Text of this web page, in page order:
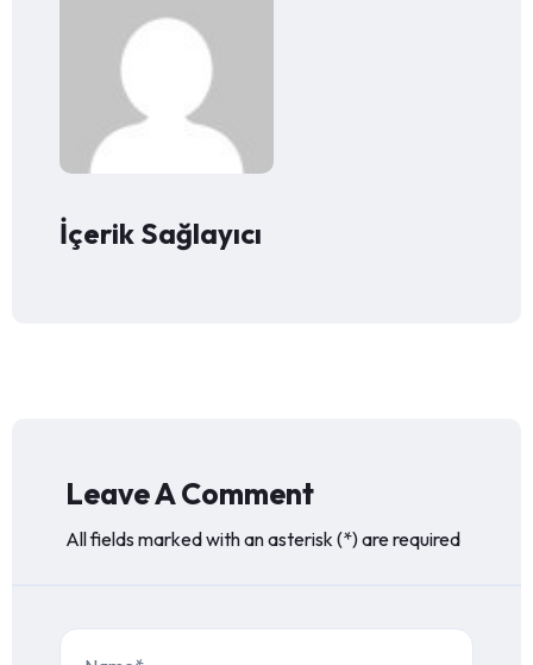
İçerik Sağlayıcı
Leave A Comment
All fields marked with an asterisk (*) are required